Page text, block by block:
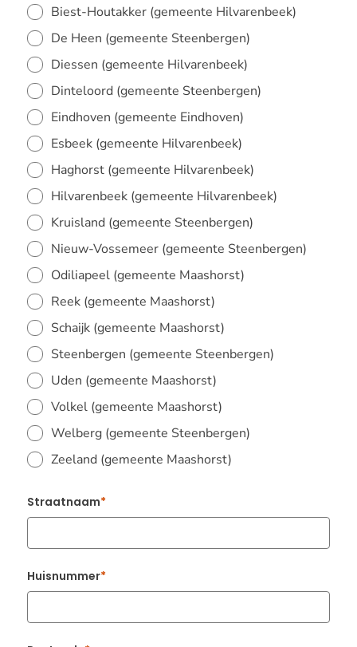
Biest-Houtakker (gemeente Hilvarenbeek)
De Heen (gemeente Steenbergen)
Diessen (gemeente Hilvarenbeek)
Dinteloord (gemeente Steenbergen)
Eindhoven (gemeente Eindhoven)
Esbeek (gemeente Hilvarenbeek)
Haghorst (gemeente Hilvarenbeek)
Hilvarenbeek (gemeente Hilvarenbeek)
Kruisland (gemeente Steenbergen)
Nieuw-Vossemeer (gemeente Steenbergen)
Odiliapeel (gemeente Maashorst)
Reek (gemeente Maashorst)
Schaijk (gemeente Maashorst)
Steenbergen (gemeente Steenbergen)
Uden (gemeente Maashorst)
Volkel (gemeente Maashorst)
Welberg (gemeente Steenbergen)
Zeeland (gemeente Maashorst)
Straatnaam
Huisnummer